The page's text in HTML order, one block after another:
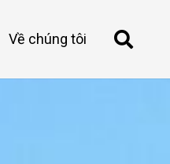
Về chúng tôi